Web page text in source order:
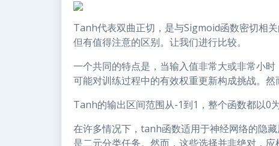
Tanh代表双曲正切，是与Sigmoid函数密切相
但有值得注意的区别。让我们进行比较。
一个共同的特点是，当输入值非常大或非常小
可能对训练过程中的有效权重更新构成挑战。然
Tanh的输出区间范围从-1到1，整个函数都以0
在许多情况下，tanh函数适用于神经网络的隐
是二元分类任务。然而，这些选择并非绝对，